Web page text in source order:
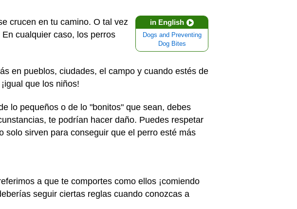
in English
Dogs and Preventing
Dog Bites
crucen en tu camino. O tal vez
cualquier caso, los perros
en pueblos, ciudades, el campo y cuando estés de
que los niños!
lo pequeños o de lo "bonitos" que sean, debes
te podrían hacer daño. Puedes respetar
solo sirven para conseguir que el perro esté más
a que te comportes como ellos ¡comiendo
seguir ciertas reglas cuando conozcas a